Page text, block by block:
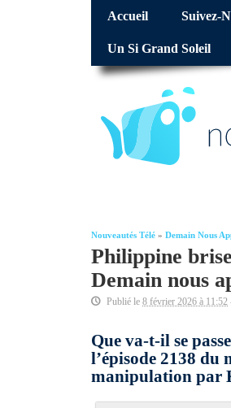
Accueil Suivez-
Un Si Grand Soleil
Nouveautés Télé » Demain Nous
Philippine
Demain nous
Publié le 8 février 2026 à 11:52
Que va-t-il se
l’épisode 2138
manipulation par